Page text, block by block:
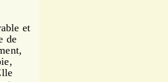
et
de